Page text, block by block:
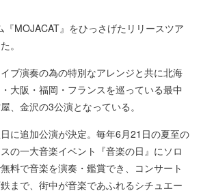
『MOJACAT』をひっさげたリリースツア
。
ブ演奏の為の特別なアレンジと共に北海
大阪・福岡・フランスを巡っている最中
、金沢の3公演となっている。
に追加公演が決定。毎年6月21日の夏至の
の一大音楽イベント『音楽の日』にソロ
料で音楽を演奏・鑑賞でき、コンサート
まで、街中が音楽であふれるシチュエー